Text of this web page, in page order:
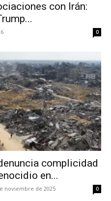
con Irán:
0
complicidad
en...
noviembre de 2025 0